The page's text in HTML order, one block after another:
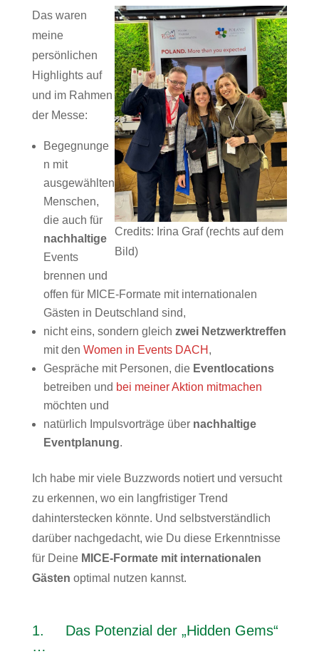
Credits: Irina Graf (rechts auf dem
Bild)
Das waren
meine
persönlichen
Highlights auf
und im Rahmen
der Messe:
Begegnunge
n mit
ausgewählten
Menschen,
die auch für
nachhaltige
Events
brennen und
offen für MICE-Formate mit internationalen
Gästen in Deutschland sind,
nicht eins, sondern gleich zwei Netzwerktreffen
mit den Women in Events DACH ,
Gespräche mit Personen, die Eventlocations
betreiben und bei meiner Aktion mitmachen
möchten und
natürlich Impulsvorträge über nachhaltige
Eventplanung.
Ich habe mir viele Buzzwords notiert und versucht
zu erkennen, wo ein langfristiger Trend
dahinterstecken könnte. Und selbstverständlich
darüber nachgedacht, wie Du diese Erkenntnisse
für Deine MICE-Formate mit internationalen
Gästen optimal nutzen kannst.
1. Das Potenzial der „Hidden Gems“
…